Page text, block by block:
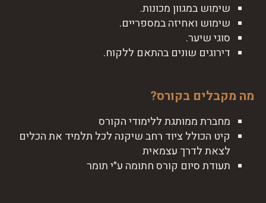
שימוש במגוון מכונות.
שימוש ואחיזה במספריים.
סוגי שיער.
דירוגים שונים בהתאם ללקוח.
מה מקבלים בקורס?
מחברת ממותגת ללימודי הקורס
קיט הכולל ציוד רחב שיקנה לכל תלמיד את הכלים
לצאת לדרך עצמאית
תעודת סיום קורס חתומה ע״י תומר